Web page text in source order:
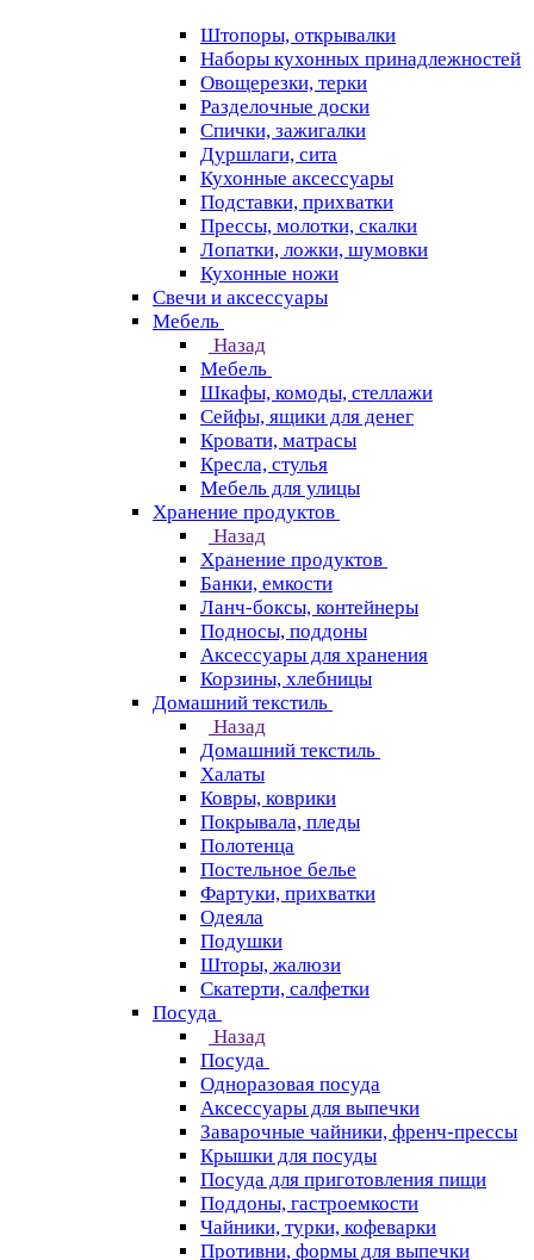
Штопоры, открывалки
Наборы кухонных принадлежностей
Овощерезки, терки
Разделочные доски
Спички, зажигалки
Дуршлаги, сита
Кухонные аксессуары
Подставки, прихватки
Прессы, молотки, скалки
Лопатки, ложки, шумовки
Кухонные ножи
Свечи и аксессуары
Мебель
Назад
Мебель
Шкафы, комоды, стеллажи
Сейфы, ящики для денег
Кровати, матрасы
Кресла, стулья
Мебель для улицы
Хранение продуктов
Назад
Хранение продуктов
Банки, емкости
Ланч-боксы, контейнеры
Подносы, поддоны
Аксессуары для хранения
Корзины, хлебницы
Домашний текстиль
Назад
Домашний текстиль
Халаты
Ковры, коврики
Покрывала, пледы
Полотенца
Постельное белье
Фартуки, прихватки
Одеяла
Подушки
Шторы, жалюзи
Скатерти, салфетки
Посуда
Назад
Посуда
Одноразовая посуда
Аксессуары для выпечки
Заварочные чайники, френч-прессы
Крышки для посуды
Посуда для приготовления пищи
Поддоны, гастроемкости
Чайники, турки, кофеварки
Противни, формы для выпечки